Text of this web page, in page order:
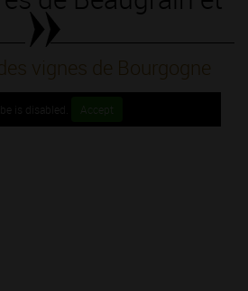
vignes de Bourgogne
is disabled. Accept